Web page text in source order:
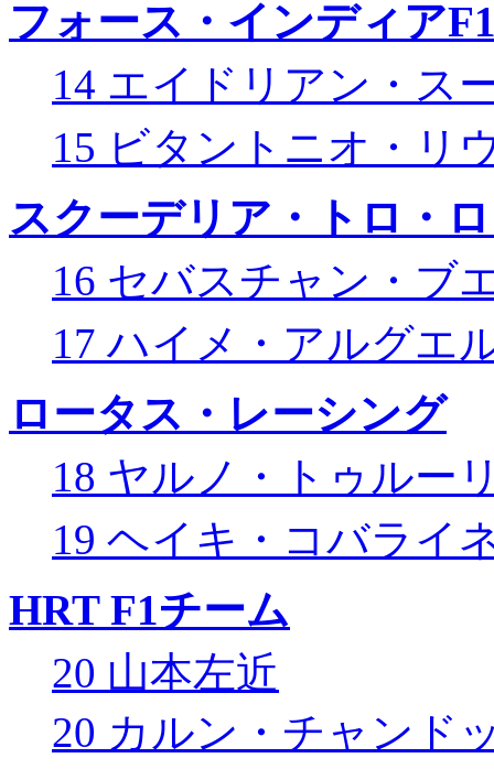
フォース・インディア
14 エイドリアン・ス
15 ビタントニオ・リ
スクーデリア・トロ・
16 セバスチャン・ブ
17 ハイメ・アルグエ
ロータス・レーシング
18 ヤルノ・トゥルー
19 ヘイキ・コバライ
HRT F1チーム
20 山本左近
20 カルン・チャンド